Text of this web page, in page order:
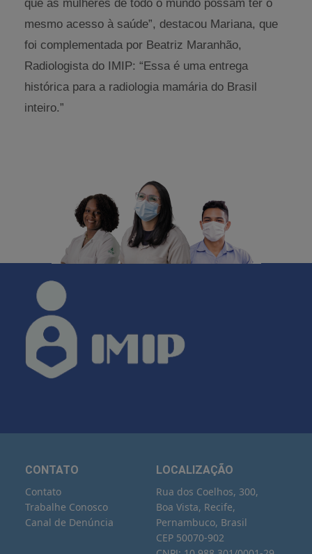
que as mulheres de todo o mundo possam ter o
mesmo acesso à saúde”, destacou Mariana, que
foi complementada por Beatriz Maranhão,
Radiologista do IMIP: “Essa é uma entrega
histórica para a radiologia mamária do Brasil
inteiro.”
CONTATO
Contato
Trabalhe Conosco
Canal de Denúncia
LOCALIZAÇÃO
Rua dos Coelhos, 300,
Boa Vista, Recife,
Pernambuco, Brasil
CEP 50070-902